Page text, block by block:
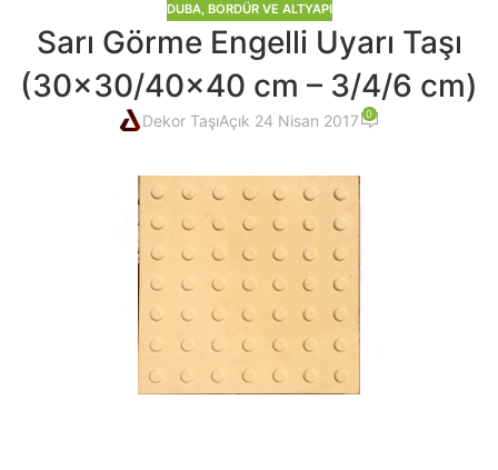
DUBA, BORDÜR VE ALTYAPI
Sarı Görme Engelli Uyarı Taşı
(30×30/40×40 cm – 3/4/6 cm)
Dekor TaşıAçık 24 Nisan 2017 0